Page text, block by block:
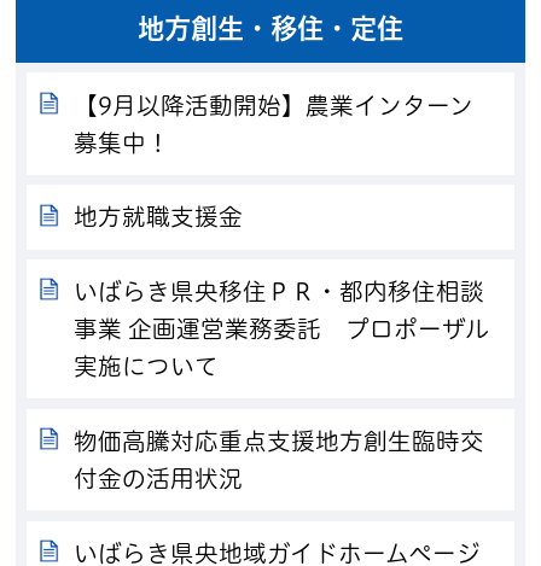
地方創生・移住・定住
【9月以降活動開始】農業インターン
募集中！
地方就職支援金
いばらき県央移住ＰＲ・都内移住相談
事業 企画運営業務委託 プロポーザル
実施について
物価高騰対応重点支援地方創生臨時交
付金の活用状況
いばらき県央地域ガイドホームページ